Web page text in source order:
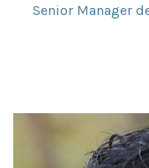
Senior Manager